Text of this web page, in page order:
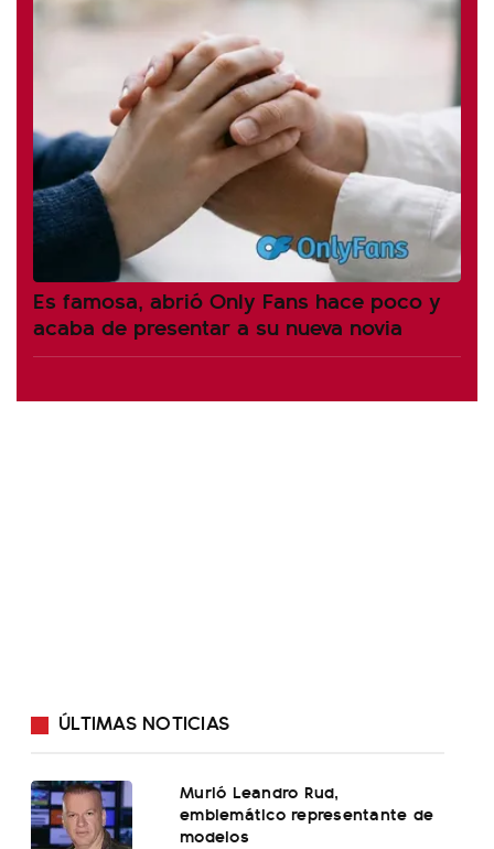
Es famosa, abrió Only Fans hace poco y
acaba de presentar a su nueva novia
ÚLTIMAS NOTICIAS
Murió Leandro Rud,
emblemático representante de
modelos